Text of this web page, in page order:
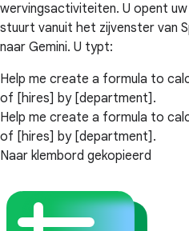
wervingsactiviteiten. U opent
stuurt vanuit het zijvenster van
naar Gemini. U typt:
Help me create a formula to
of [hires] by [department].
Help me create a formula to
of [hires] by [department].
Naar klembord gekopieerd